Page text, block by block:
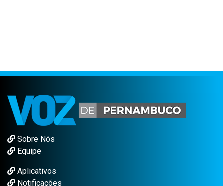
Sobre Nós
Equipe
Aplicativos
Notificações